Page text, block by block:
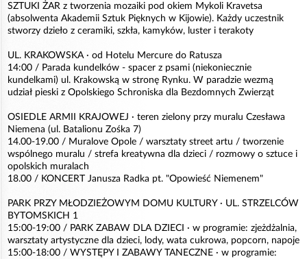
SZTUKI ŻAR z tworzenia mozaiki pod okiem Mykoli Kravetsa
(absolwenta Akademii Sztuk Pięknych w Kijowie). Każdy uczestnik
stworzy dzieło z ceramiki, szkła, kamyków, luster i terakoty
UL. KRAKOWSKA · od Hotelu Mercure do Ratusza
14:00 / Parada kundelków - spacer z psami (niekoniecznie
kundelkami) ul. Krakowską w stronę Rynku. W paradzie wezmą
udział pieski z Opolskiego Schroniska dla Bezdomnych Zwierząt
OSIEDLE ARMII KRAJOWEJ · teren zielony przy muralu Czesława
Niemena (ul. Batalionu Zośka 7)
14.00-19.00 / Muralove Opole / warsztaty street artu / tworzenie
wspólnego muralu / strefa kreatywna dla dzieci / rozmowy o sztuce i
opolskich muralach
18.00 / KONCERT Janusza Radka pt. "Opowieść Niemenem"
PARK PRZY MŁODZIEŻOWYM DOMU KULTURY · UL. STRZELCÓW
BYTOMSKICH 1
15:00-19:00 / PARK ZABAW DLA DZIECI · w programie: zjeżdżalnia,
warsztaty artystyczne dla dzieci, lody, wata cukrowa, popcorn, napoje
15:00-18:00 / WYSTĘPY I ZABAWY TANECZNE · w programie: